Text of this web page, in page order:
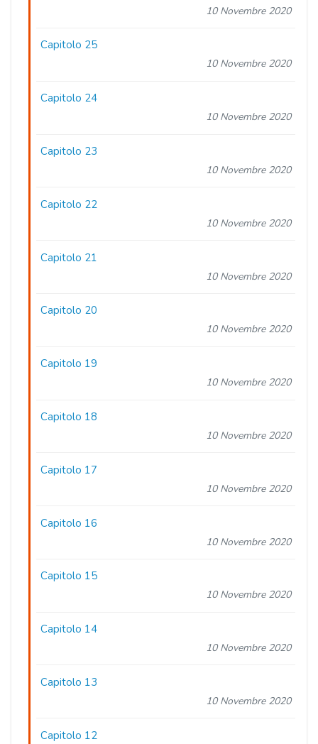
10 Novembre 2020
Capitolo 25
10 Novembre 2020
Capitolo 24
10 Novembre 2020
Capitolo 23
10 Novembre 2020
Capitolo 22
10 Novembre 2020
Capitolo 21
10 Novembre 2020
Capitolo 20
10 Novembre 2020
Capitolo 19
10 Novembre 2020
Capitolo 18
10 Novembre 2020
Capitolo 17
10 Novembre 2020
Capitolo 16
10 Novembre 2020
Capitolo 15
10 Novembre 2020
Capitolo 14
10 Novembre 2020
Capitolo 13
10 Novembre 2020
Capitolo 12